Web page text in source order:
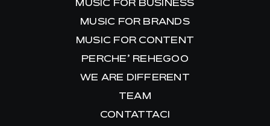
MUSIC FOR BUSINESS
MUSIC FOR BRANDS
MUSIC FOR CONTENT
PERCHE’ REHEGOO
WE ARE DIFFERENT
TEAM
CONTATTACI